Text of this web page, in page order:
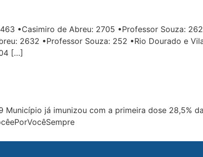
•Casimiro de Abreu: 2705 •Professor Souza:
2632 •Professor Souza: 252 •Rio Dourado e
[…]
já imunizou com a primeira dose 28,5%